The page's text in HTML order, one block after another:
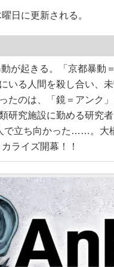
日に更新される。
が起きる。「京都暴動
いる人間を殺し合い、
たのは、「鏡＝アンク
研究施設に勤める研究
で立ち向かった……。大
ライズ開幕！！